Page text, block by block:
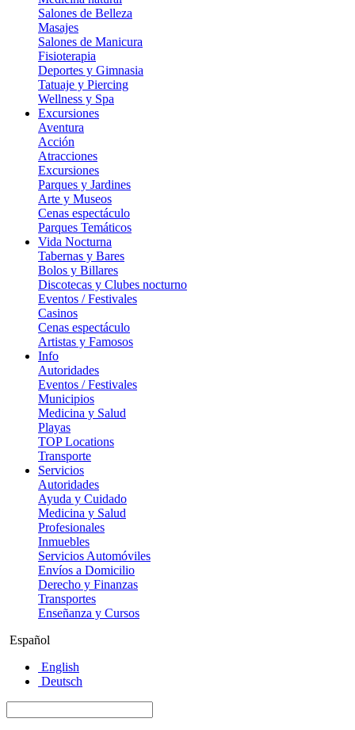
Salones de Belleza
Masajes
Salones de Manicura
Fisioterapia
Deportes y Gimnasia
Tatuaje y Piercing
Wellness y Spa
Excursiones
Aventura
Acción
Atracciones
Excursiones
Parques y Jardines
Arte y Museos
Cenas espectáculo
Parques Temáticos
Vida Nocturna
Tabernas y Bares
Bolos y Billares
Discotecas y Clubes nocturno
Eventos / Festivales
Casinos
Cenas espectáculo
Artistas y Famosos
Info
Autoridades
Eventos / Festivales
Municipios
Medicina y Salud
Playas
TOP Locations
Transporte
Servicios
Autoridades
Ayuda y Cuidado
Medicina y Salud
Profesionales
Inmuebles
Servicios Automóviles
Envíos a Domicilio
Derecho y Finanzas
Transportes
Enseñanza y Cursos
Español
English
Deutsch